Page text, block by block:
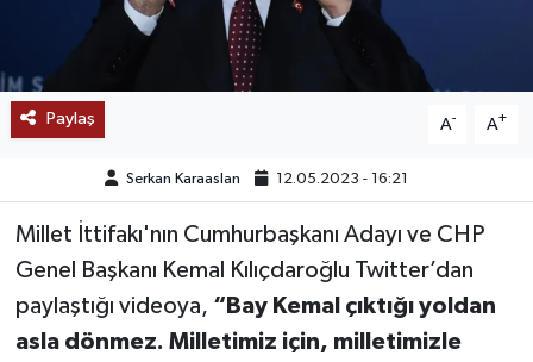
Paylaş A- A+
Serkan Karaaslan 12.05.2023 - 16:21
Millet İttifakı'nın Cumhurbaşkanı Adayı ve CHP
Genel Başkanı Kemal Kılıçdaroğlu Twitter’dan
paylaştığı videoya, “Bay Kemal çıktığı yoldan
asla dönmez. Milletimiz için, milletimizle
KEŞFET
POPÜLER
DÜNYA
TREND
OTOMOTİV